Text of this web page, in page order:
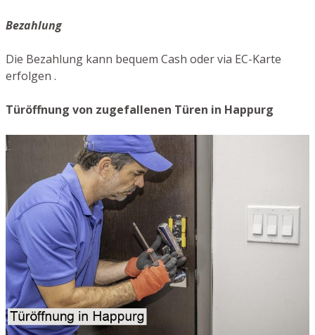
Bezahlung
Die Bezahlung kann bequem Cash oder via EC-Karte
erfolgen .
Türöffnung von zugefallenen Türen in Happurg